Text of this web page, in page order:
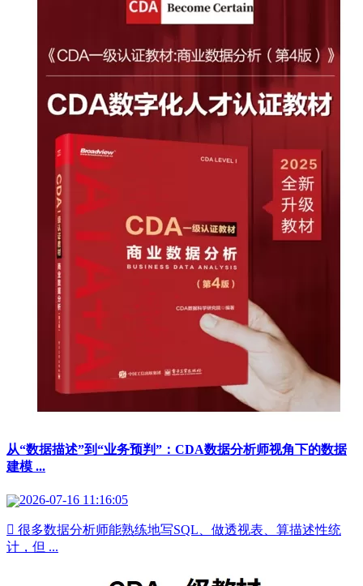
从“数据描述”到“业务预判”：CDA数据分析师视角下的数据
建模 ...
2026-07-16 11:16:05
 很多数据分析师能熟练地写SQL、做透视表、算描述性统
计，但 ...